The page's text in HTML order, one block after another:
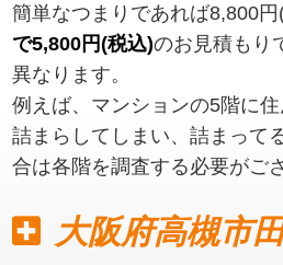
簡単なつまりであれば8,800円
で5,800円(税込)のお見積もり
異なります。
例えば、マンションの5階に
詰まらしてしまい、詰まって
合は各階を調査する必要がご
大阪府高槻市